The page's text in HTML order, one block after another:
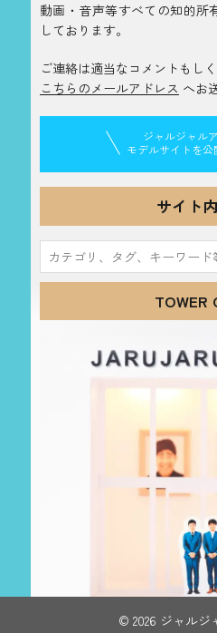
動画・音声等すべての知的所
しております。
ご連絡は適当なコメントもし
こちらのメールアドレス へお
ジャルジャル
モデルサイトを公
サイト
索:
TOWER
© 2026 ジャルジ